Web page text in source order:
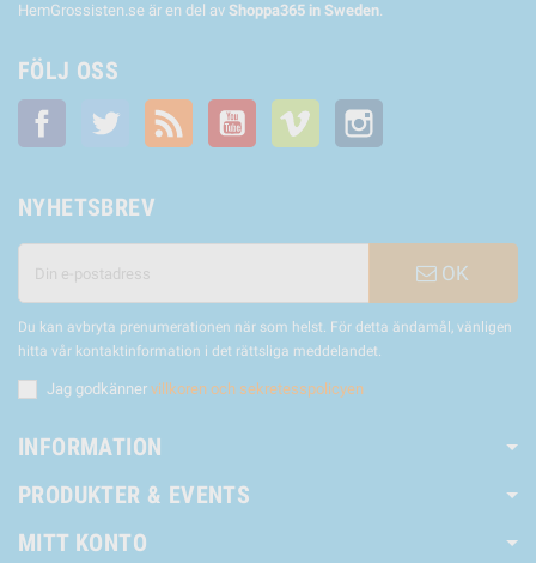
HemGrossisten.se är en del av Shoppa365 in Sweden.
FÖLJ OSS
Facebook Twitter RSS YouTube Vimeo
NYHETSBREV
OK
Du kan avbryta prenumerationen när som helst. För detta ändamål, vänligen
hitta vår kontaktinformation i det rättsliga meddelandet.
Jag godkänner villkoren och sekretesspolicyen
INFORMATION
PRODUKTER & EVENTS
MITT KONTO